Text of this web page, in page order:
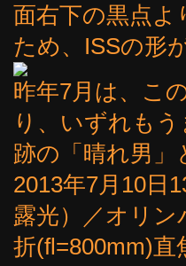
面右下の黒点
ため、ISSの形
昨年7月は、こ
り、いずれも
跡の「晴れ男
2013年7月10日
露光）／オリン
折(fl=800mm)